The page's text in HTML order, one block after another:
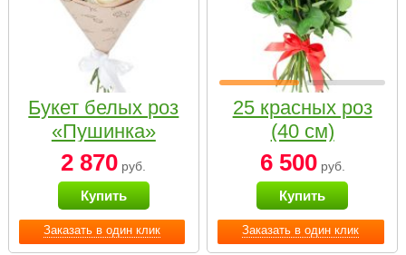
Заказать в один клик
Букет белых роз
«Пушинка»
2 870 руб.
Купить
Заказать в один клик
25 красных роз
(40 см)
6 500руб.
Купить